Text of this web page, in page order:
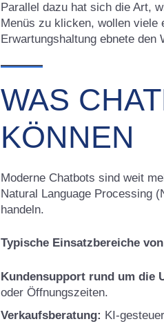
Parallel dazu hat sich die Art,
Menüs zu klicken, wollen viele
Erwartungshaltung ebnete
WAS
KÖNNEN
Moderne Chatbots sind weit
Natural Language Processing
handeln.
Typische Einsatzbereiche
Kundensupport rund um die
oder Öffnungszeiten.
Verkaufsberatung: KI-